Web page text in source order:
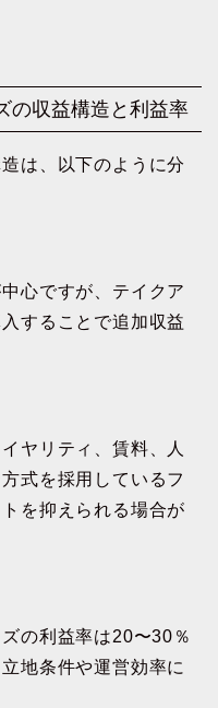
の収益構造と利益率
は、以下のように分
心ですが、テイクア
することで追加収益
ヤリティ、賃料、人
式を採用しているフ
を抑えられる場合が
の利益率は20〜30％
地条件や運営効率に